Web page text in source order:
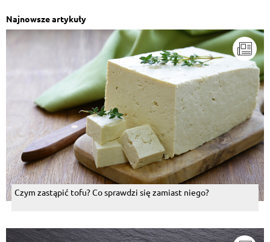
Najnowsze artykuły
Czym zastąpić tofu? Co sprawdzi się zamiast niego?